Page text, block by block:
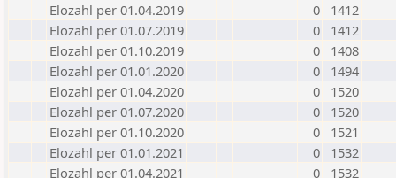
Elozahl per 01.04.2019
0
1412
Elozahl per 01.07.2019
0
1412
Elozahl per 01.10.2019
0
1408
Elozahl per 01.01.2020
0
1494
Elozahl per 01.04.2020
0
1520
Elozahl per 01.07.2020
0
1520
Elozahl per 01.10.2020
0
1521
Elozahl per 01.01.2021
0
1532
Elozahl per 01.04.2021
0
1532